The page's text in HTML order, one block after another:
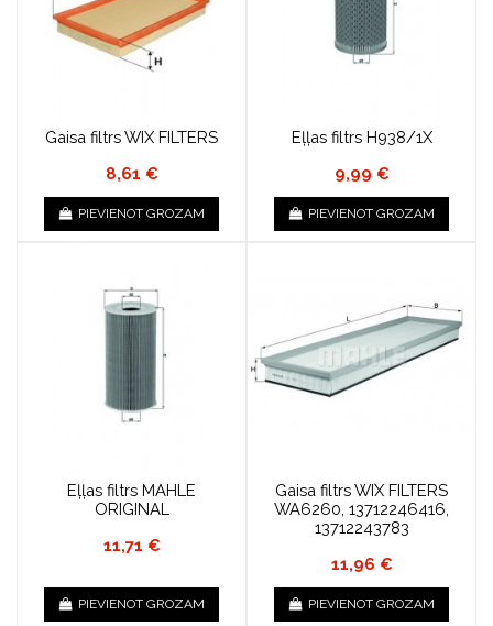
Gaisa filtrs WIX FILTERS
8,61 €
PIEVIENOT GROZAM
Eļļas filtrs H938/1X
9,99 €
PIEVIENOT GROZAM
Eļļas filtrs MAHLE
ORIGINAL
11,71 €
PIEVIENOT GROZAM
Gaisa filtrs WIX FILTERS
WA6260, 13712246416,
13712243783
11,96 €
PIEVIENOT GROZAM